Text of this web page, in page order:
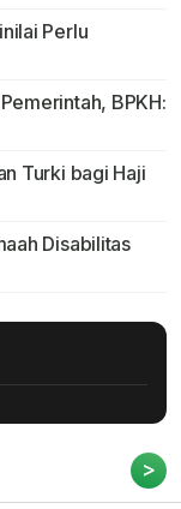
Perlu
BPKH:
Turki bagi Haji
Disabilitas
>